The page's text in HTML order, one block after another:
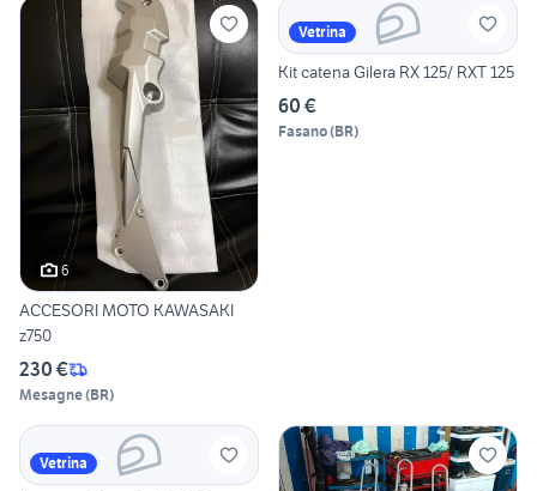
6
ACCESORI MOTO KAWASAKI
z750
230 €
Mesagne(BR)
Vetrina
Kit catena Gilera RX 125/ RXT 125
60 €
Fasano(BR)
Vetrina